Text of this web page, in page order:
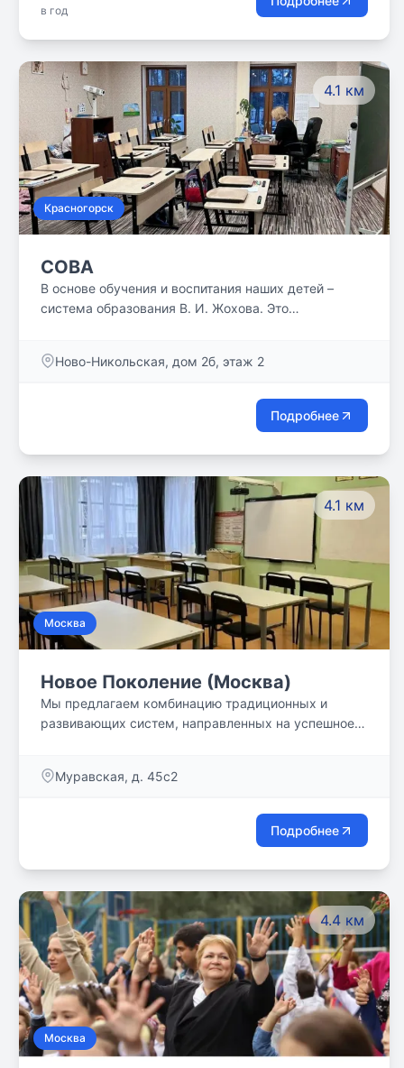
в год
4.1 км
Красногорск
СОВА
В основе обучения и воспитания наших детей –
система образования В. И. Жохова. Это
Главная идея – сохранить творческий потенциал
занимающиеся по этой методике, с удовольствием
ходят в школу, умеют отстаивать свою точку зрения
Ново-Никольская, дом 2б, этаж 2
Подробнее
4.1 км
Москва
Новое Поколение (Москва)
Мы предлагаем комбинацию традиционных и
развивающих систем, направленных на успешное
Муравская, д. 45с2
Подробнее
4.4 км
Москва